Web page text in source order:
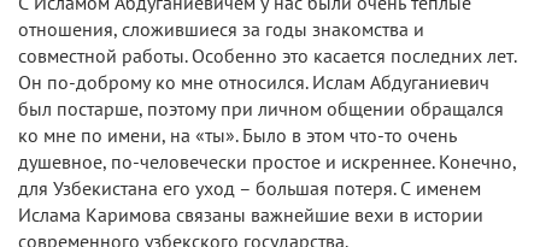
отношения, сложившиеся за годы знакомства и
совместной работы. Особенно это касается последних лет.
Он по-доброму ко мне относился. Ислам Абдуганиевич
был постарше, поэтому при личном общении обращался
ко мне по имени, на «ты». Было в этом что-то очень
душевное, по-человечески простое и искреннее. Конечно,
для Узбекистана его уход – большая потеря. С именем
Ислама Каримова связаны важнейшие вехи в истории
современного узбекского государства.